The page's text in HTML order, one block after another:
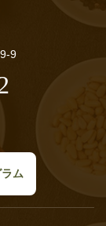
9
ム